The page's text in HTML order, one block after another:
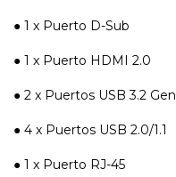
● 1 x Puerto D-Sub
● 1 x Puerto HDMI 2.0
● 2 x Puertos USB 3.2 Gen
● 4 x Puertos USB 2.0/1.1
● 1 x Puerto RJ-45